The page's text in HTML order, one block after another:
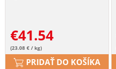
€41.54
(23.08 € / kg)
PRIDAŤ DO KOŠÍKA